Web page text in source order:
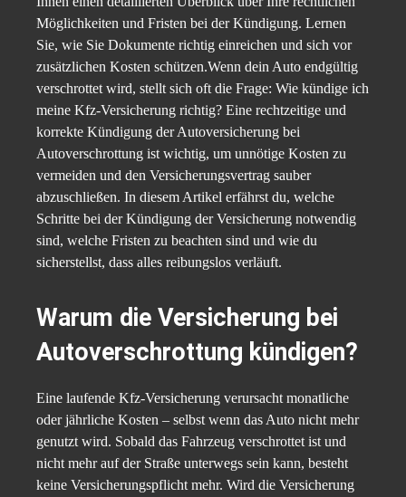
Möglichkeiten und Fristen bei der Kündigung. Lernen
Sie, wie Sie Dokumente richtig einreichen und sich vor
zusätzlichen Kosten schützen.Wenn dein Auto endgültig
verschrottet wird, stellt sich oft die Frage: Wie kündige ich
meine Kfz-Versicherung richtig? Eine rechtzeitige und
korrekte Kündigung der Autoversicherung bei
Autoverschrottung ist wichtig, um unnötige Kosten zu
vermeiden und den Versicherungsvertrag sauber
abzuschließen. In diesem Artikel erfährst du, welche
Schritte bei der Kündigung der Versicherung notwendig
sind, welche Fristen zu beachten sind und wie du
sicherstellst, dass alles reibungslos verläuft.
Warum die Versicherung bei
Autoverschrottung kündigen?
Eine laufende Kfz-Versicherung verursacht monatliche
oder jährliche Kosten – selbst wenn das Auto nicht mehr
genutzt wird. Sobald das Fahrzeug verschrottet ist und
nicht mehr auf der Straße unterwegs sein kann, besteht
keine Versicherungspflicht mehr. Wird die Versicherung